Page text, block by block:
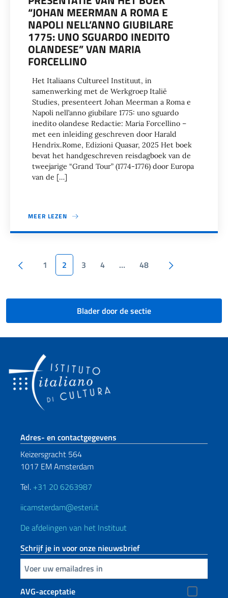
“JOHAN MEERMAN A ROMA E
NAPOLI NELL’ANNO GIUBILARE
1775: UNO SGUARDO INEDITO
OLANDESE” VAN MARIA
FORCELLINO
Het Italiaans Cultureel Instituut, in
samenwerking met de Werkgroep Italië
Studies, presenteert Johan Meerman a Roma e
Napoli nell’anno giubilare 1775: uno sguardo
inedito olandese Redactie: Maria Forcellino –
met een inleiding geschreven door Harald
Hendrix.Rome, Edizioni Quasar, 2025 Het boek
bevat het handgeschreven reisdagboek van de
tweejarige “Grand Tour” (1774-1776) door Europa
van de […]
MEER LEZEN
Paginazione
Pagina precedente
1 2 3 4 … 48
Blader door de sectie
Voetregel sectie
Adres- en contactgegevens
Keizersgracht 564
1017 EM Amsterdam
Tel. +31 20 6263987
iicamsterdam@esteri.it
De afdelingen van het Instituut
Schrijf je in voor onze nieuwsbrief
Voer uw e-mailadres in
AVG-acceptatie